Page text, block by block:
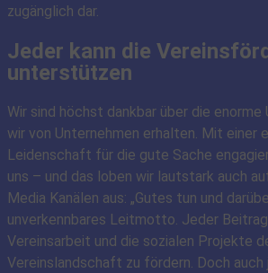
zugänglich dar.
Jeder kann die
unterstützen
Wir sind höchst dankbar über die
wir von Unternehmen erhalten. Mit einer
Leidenschaft für die gute Sache
uns – und das loben wir lautstark auch
Media Kanälen aus: „Gutes tun und
unverkennbares Leitmotto. Jeder
Vereinsarbeit und die sozialen Projekte
Vereinslandschaft zu fördern. Doch auch